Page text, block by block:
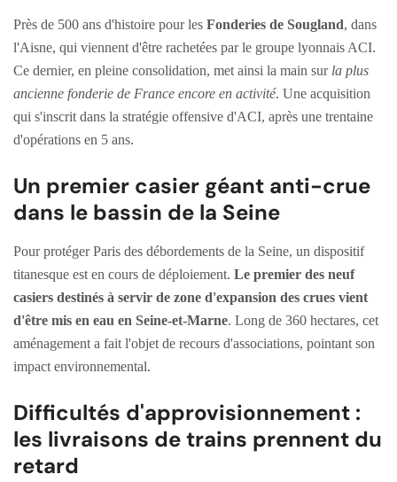
Près de 500 ans d'histoire pour les Fonderies de Sougland, dans
l'Aisne, qui viennent d'être rachetées par le groupe lyonnais ACI.
Ce dernier, en pleine consolidation, met ainsi la main sur la plus
ancienne fonderie de France encore en activité. Une acquisition
qui s'inscrit dans la stratégie offensive d'ACI, après une trentaine
d'opérations en 5 ans.
Un premier casier géant anti-crue
dans le bassin de la Seine
Pour protéger Paris des débordements de la Seine, un dispositif
titanesque est en cours de déploiement. Le premier des neuf
casiers destinés à servir de zone d'expansion des crues vient
d'être mis en eau en Seine-et-Marne. Long de 360 hectares, cet
aménagement a fait l'objet de recours d'associations, pointant son
impact environnemental.
Difficultés d'approvisionnement :
les livraisons de trains prennent du
retard